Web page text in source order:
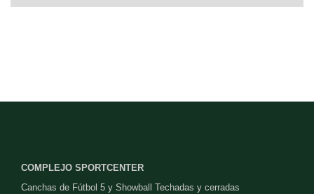
COMPLEJO SPORTCENTER
Canchas de Fútbol 5 y Showball Techadas y cerradas